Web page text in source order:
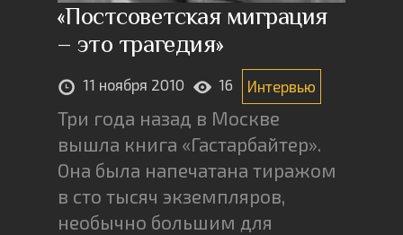
«Постсоветская миграция
– это трагедия»
11 ноября 2010 16 Интервью
Три года назад в Москве
вышла книга «Гастарбайтер».
Она была напечатана тиражом
в сто тысяч экземпляров,
необычно большим для